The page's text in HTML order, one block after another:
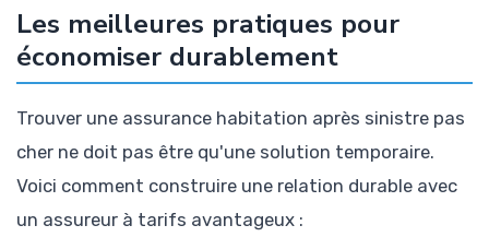
Les meilleures pratiques pour
économiser durablement
Trouver une assurance habitation après sinistre pas
cher ne doit pas être qu'une solution temporaire.
Voici comment construire une relation durable avec
un assureur à tarifs avantageux :